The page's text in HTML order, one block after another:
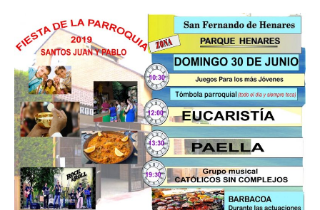
VIENDO AHORA
El domingo 30 de Junio la Parroquia de los Santos
Juan y Pablo organizan su tradicional Fiesta Anual.
junio
28,
2019
Admin